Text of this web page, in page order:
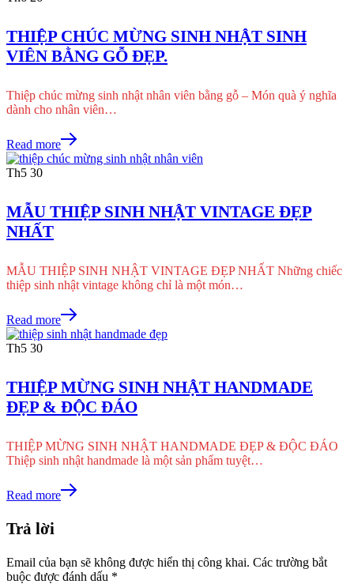
THIỆP CHÚC MỪNG SINH NHẬT SINH
VIÊN BẰNG GỖ ĐẸP.
Thiệp chúc mừng sinh nhật nhân viên bằng gỗ – Món quà ý nghĩa
dành cho nhân viên…
Read more
Th5 30
MẪU THIỆP SINH NHẬT VINTAGE ĐẸP
NHẤT
MẪU THIỆP SINH NHẬT VINTAGE ĐẸP NHẤT Những chiếc
thiệp sinh nhật vintage không chỉ là một món…
Read more
Th5 30
THIỆP MỪNG SINH NHẬT HANDMADE
ĐẸP & ĐỘC ĐÁO
THIỆP MỪNG SINH NHẬT HANDMADE ĐẸP & ĐỘC ĐÁO
Thiệp sinh nhật handmade là một sản phẩm tuyệt…
Read more
Trả lời
Email của bạn sẽ không được hiển thị công khai. Các trường bắt
buộc được đánh dấu *